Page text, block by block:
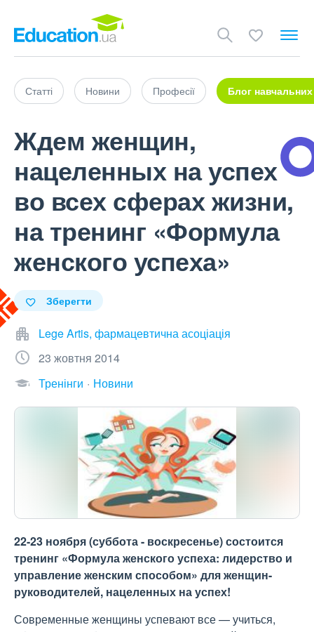
Статті Новини Професії Блог навчальних
Ждем женщин,
нацеленных на успех
во всех сферах жизни,
на тренинг «Формула
женского успеха»
Зберегти
Lege Artis, фармацевтична асоціація
23 жовтня 2014
Тренінги
Новини
22-23 ноября (суббота - воскресенье) состоится
тренинг «Формула женского успеха: лидерство и
управление женским способом» для женщин-
руководителей, нацеленных на успех!
Современные женщины успевают все — учиться,